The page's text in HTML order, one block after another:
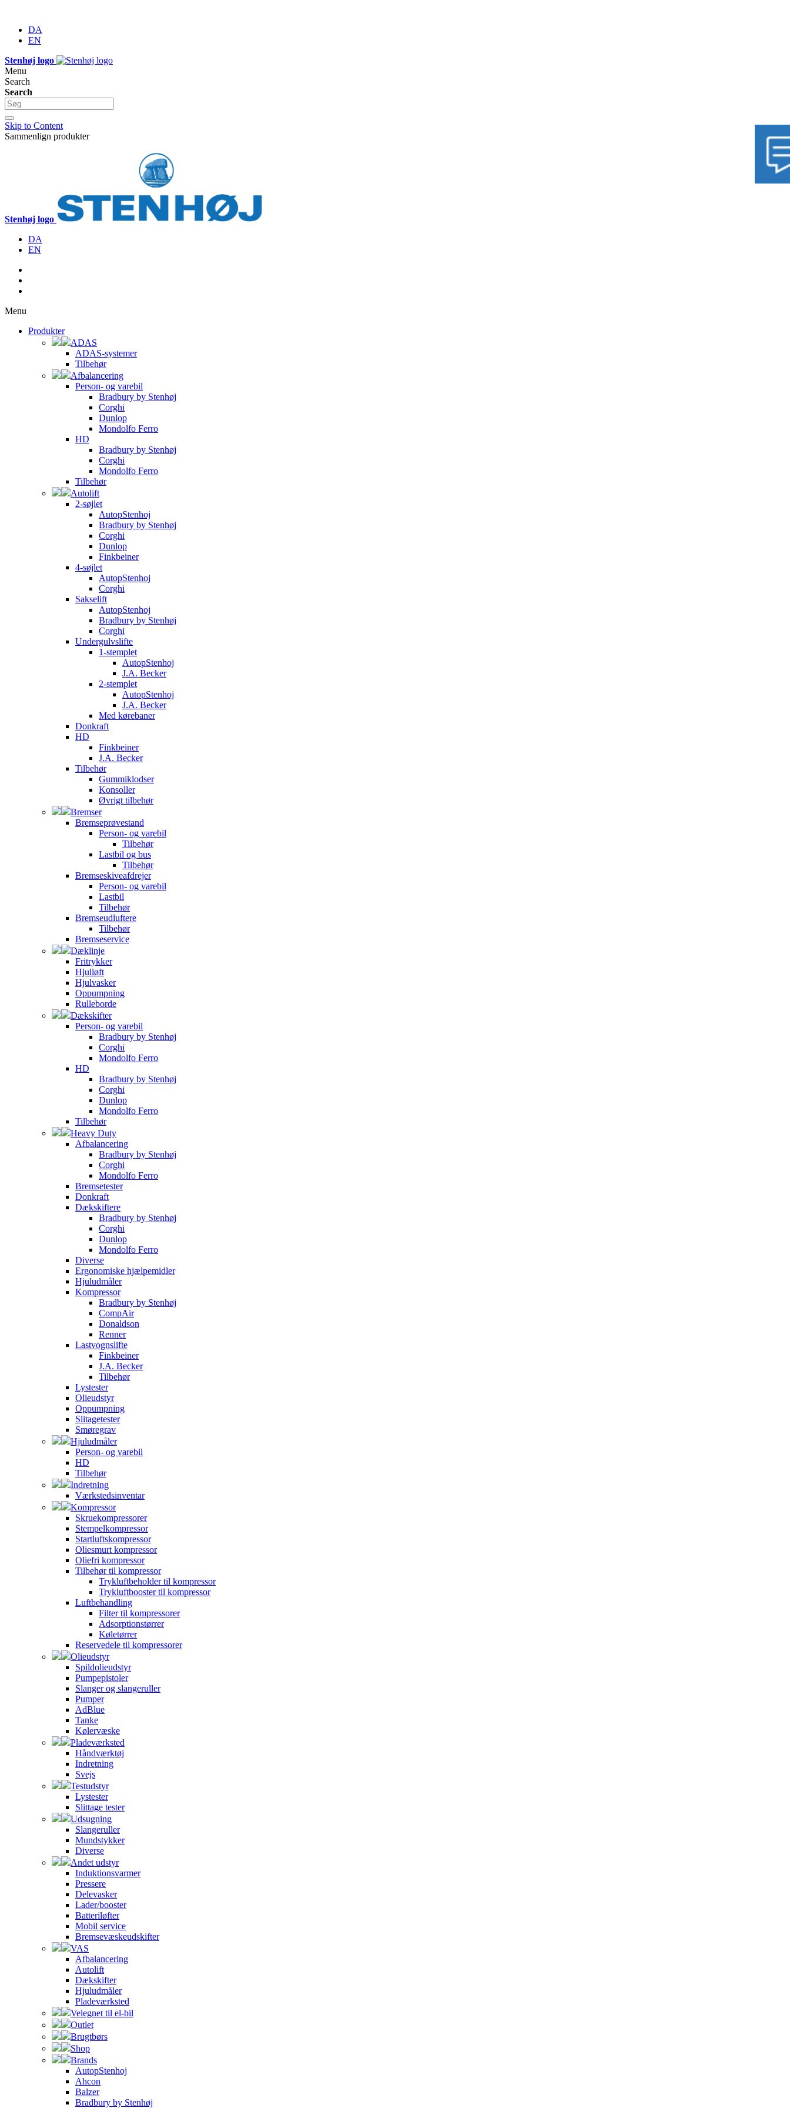
DA
EN
Stenhøj logo
Menu
Search
Search
Skip to Content
Sammenlign produkter
Stenhøj logo
DA
EN
Menu
Produkter
ADAS
ADAS-systemer
Tilbehør
Afbalancering
Person- og varebil
Bradbury by Stenhøj
Corghi
Dunlop
Mondolfo Ferro
HD
Bradbury by Stenhøj
Corghi
Mondolfo Ferro
Tilbehør
Autolift
2-søjlet
AutopStenhoj
Bradbury by Stenhøj
Corghi
Dunlop
Finkbeiner
4-søjlet
AutopStenhoj
Corghi
Sakselift
AutopStenhoj
Bradbury by Stenhøj
Corghi
Undergulvslifte
1-stemplet
AutopStenhoj
J.A. Becker
2-stemplet
AutopStenhoj
J.A. Becker
Med kørebaner
Donkraft
HD
Finkbeiner
J.A. Becker
Tilbehør
Gummiklodser
Konsoller
Øvrigt tilbehør
Bremser
Bremseprøvestand
Person- og varebil
Tilbehør
Lastbil og bus
Tilbehør
Bremseskiveafdrejer
Person- og varebil
Lastbil
Tilbehør
Bremseudluftere
Tilbehør
Bremseservice
Dæklinje
Fritrykker
Hjulløft
Hjulvasker
Oppumpning
Rulleborde
Dækskifter
Person- og varebil
Bradbury by Stenhøj
Corghi
Mondolfo Ferro
HD
Bradbury by Stenhøj
Corghi
Dunlop
Mondolfo Ferro
Tilbehør
Heavy Duty
Afbalancering
Bradbury by Stenhøj
Corghi
Mondolfo Ferro
Bremsetester
Donkraft
Dækskiftere
Bradbury by Stenhøj
Corghi
Dunlop
Mondolfo Ferro
Diverse
Ergonomiske hjælpemidler
Hjuludmåler
Kompressor
Bradbury by Stenhøj
CompAir
Donaldson
Renner
Lastvognslifte
Finkbeiner
J.A. Becker
Tilbehør
Lystester
Olieudstyr
Oppumpning
Slitagetester
Smøregrav
Hjuludmåler
Person- og varebil
HD
Tilbehør
Indretning
Værkstedsinventar
Kompressor
Skruekompressorer
Stempelkompressor
Startluftskompressor
Oliesmurt kompressor
Oliefri kompressor
Tilbehør til kompressor
Trykluftbeholder til kompressor
Trykluftbooster til kompressor
Luftbehandling
Filter til kompressorer
Adsorptionstørrer
Køletørrer
Reservedele til kompressorer
Olieudstyr
Spildolieudstyr
Pumpepistoler
Slanger og slangeruller
Pumper
AdBlue
Tanke
Kølervæske
Pladeværksted
Håndværktøj
Indretning
Svejs
Testudstyr
Lystester
Slittage tester
Udsugning
Slangeruller
Mundstykker
Diverse
Andet udstyr
Induktionsvarmer
Pressere
Delevasker
Lader/booster
Batteriløfter
Mobil service
Bremsevæskeudskifter
VAS
Afbalancering
Autolift
Dækskifter
Hjuludmåler
Pladeværksted
Velegnet til el-bil
Outlet
Brugtbørs
Shop
Brands
AutopStenhoj
Ahcon
Balzer
Bradbury by Stenhøj